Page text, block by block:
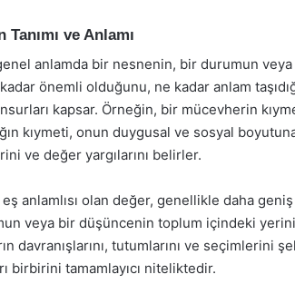
Tanımı ve Anlamı
anlamda bir nesnenin, bir durumun
önemli olduğunu, ne kadar anlam
kapsar. Örneğin, bir mücevherin
kıymeti, onun duygusal ve sosyal
ve değer yargılarını belirler.
eş anlamlısı olan değer, genellikle daha
veya bir düşüncenin toplum içindeki
davranışlarını, tutumlarını ve seçimlerini
birbirini tamamlayıcı niteliktedir.